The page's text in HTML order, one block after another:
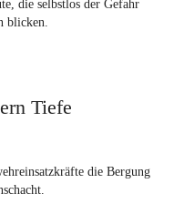
die selbstlos der Gefahr
blicken.
Tiefe
die Bergung